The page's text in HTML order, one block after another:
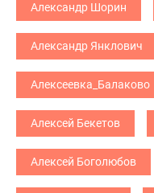
Александр Шорин
Александр Янклович
Алексеевка_Балаково
Алексей Бекетов
Алексей Боголюбов